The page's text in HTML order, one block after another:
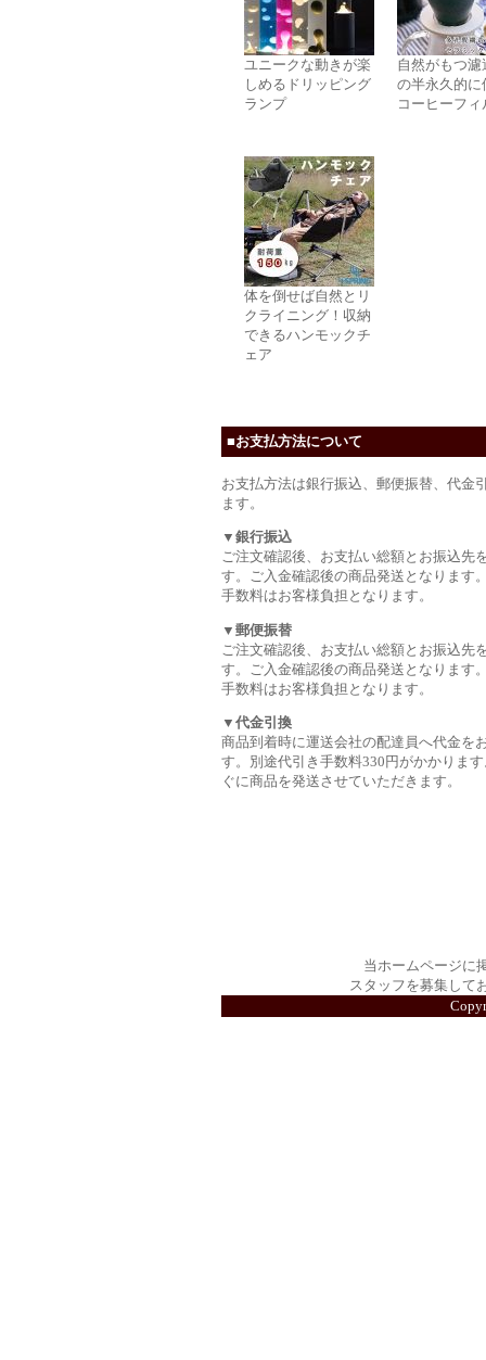
ユニークな動きが楽
しめるドリッピング
ランプ
自然がもつ濾
の半永久的に
コーヒーフィ
体を倒せば自然とリ
クライニング！収納
できるハンモックチ
ェア
■お支払方法について
お支払方法は銀行振込、郵便振替、代金
ます。
▼銀行振込
ご注文確認後、お支払い総額とお振込先
す。ご入金確認後の商品発送となります
手数料はお客様負担となります。
▼郵便振替
ご注文確認後、お支払い総額とお振込先
す。ご入金確認後の商品発送となります
手数料はお客様負担となります。
▼代金引換
商品到着時に運送会社の配達員へ代金を
す。別途代引き手数料330円がかかりま
ぐに商品を発送させていただきます。
当ホームページに
スタッフを募集して